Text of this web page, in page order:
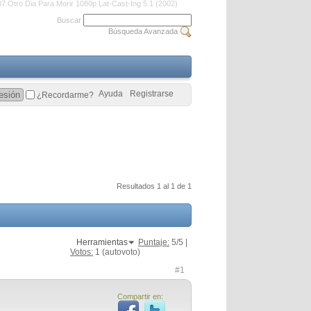
Otro Dia Para Morir 1080p Lat-Cast-Ing 5.1 (2002)
Resultados 1 al 1 de 1
Herramientas Puntaje: 5/5 |
Votos: 1 (autovoto)
#1
Compartir en:
Buscar
Búsqueda Avanzada
Registrarse
Ayuda
¿Recordarme?